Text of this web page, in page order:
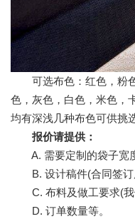
可选布色：红色，粉色
色，灰色，白色，米色，
均有深浅几种布色可供挑选
报价请提供：
A. 需要定制的袋子宽
B. 设计稿件(合同签订
C. 布料及做工要求(我
D. 订单数量等。